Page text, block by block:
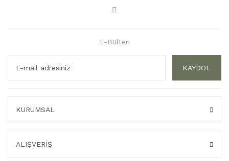
E-Bülten
KAYDOL
KURUMSAL
ALIŞVERİŞ